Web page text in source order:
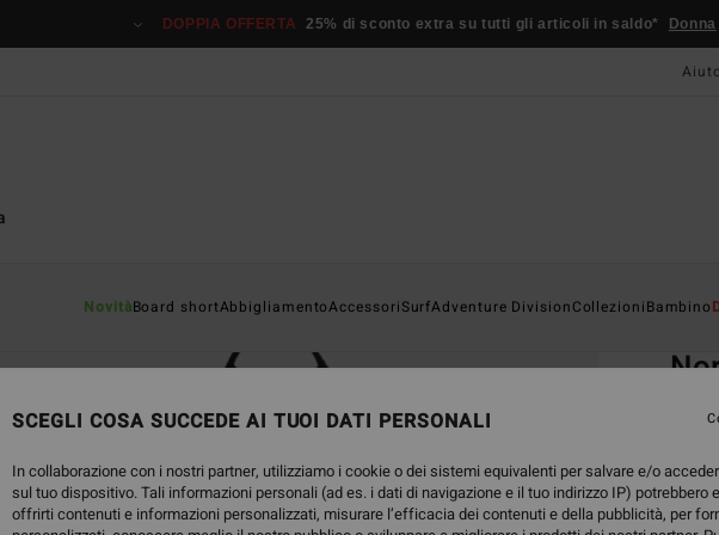
DOPPIA OFFERTA 25% di sconto extra su tutti gli articoli in saldo* Donna
NovitàBoard shortAbbigliamentoAccessoriSurfAdventure DivisionCollezioniBambino
ECO-
49,95
SCEGLI COSA SUCCEDE AI TUOI DATI PERSONALI
In collaborazione con i nostri partner, utilizziamo i cookie o dei sistemi equivalenti per salvare e/o
sul tuo dispositivo. Tali informazioni personali (ad es. i dati di navigazione e il tuo indirizzo IP) potrebbero
offrirti contenuti e informazioni personalizzati, misurare l’efficacia dei contenuti e della pubblicità, per